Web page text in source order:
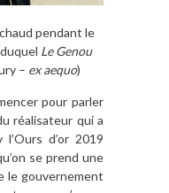
pendant le
Le Genou
– ex aequo)
pour parler
réalisateur qui a
d’or 2019
se prend une
le gouvernement